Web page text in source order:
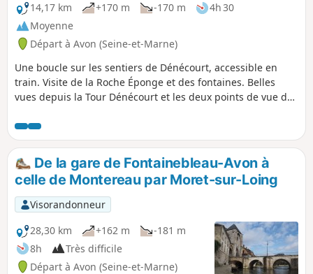
14,17 km
+170 m -170 m
4h 30
Moyenne
Départ à Avon (Seine-et-Marne)
Une boucle sur les sentiers de Dénécourt, accessible en
train. Visite de la Roche Éponge et des fontaines. Belles
vues depuis la Tour Dénécourt et les deux points de vue du
Mont Ussy. On profite de la forêt, on chemine entre les
rochers, on voit des paysages variés ; le dépaysement à
deux pas de la ville. Balade peu difficile, quasiment
entièrement sous les arbres, sur des sentiers balisés.
De la gare de Fontainebleau-Avon à
celle de Montereau par Moret-sur-Loing
Visorandonneur
28,30 km
+162 m
-181 m
8h
Très difficile
Départ à Avon (Seine-et-Marne)